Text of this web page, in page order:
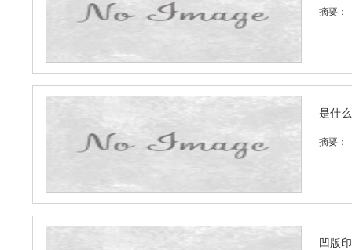
摘要：
是什
摘要：
凹版